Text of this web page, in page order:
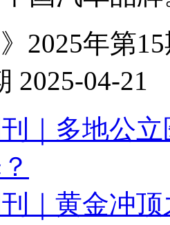
2025年第
2025-04-21
｜多地公
｜黄金冲